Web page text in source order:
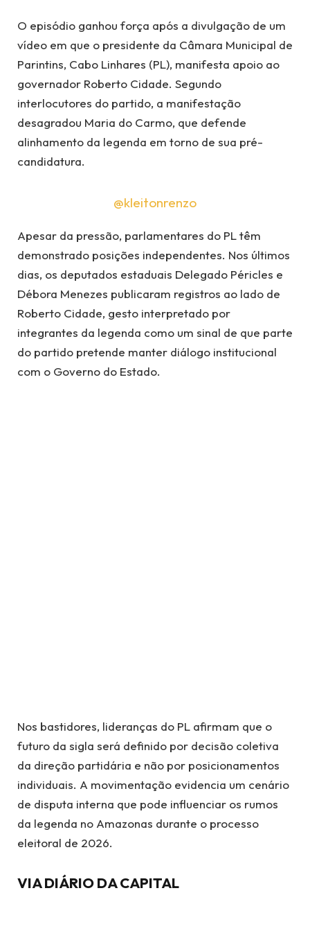
O episódio ganhou força após a divulgação de um
vídeo em que o presidente da Câmara Municipal de
Parintins, Cabo Linhares (PL), manifesta apoio ao
governador Roberto Cidade. Segundo
interlocutores do partido, a manifestação
desagradou Maria do Carmo, que defende
alinhamento da legenda em torno de sua pré-
candidatura.
@kleitonrenzo
Apesar da pressão, parlamentares do PL têm
demonstrado posições independentes. Nos últimos
dias, os deputados estaduais Delegado Péricles e
Débora Menezes publicaram registros ao lado de
Roberto Cidade, gesto interpretado por
integrantes da legenda como um sinal de que parte
do partido pretende manter diálogo institucional
com o Governo do Estado.
Nos bastidores, lideranças do PL afirmam que o
futuro da sigla será definido por decisão coletiva
da direção partidária e não por posicionamentos
individuais. A movimentação evidencia um cenário
de disputa interna que pode influenciar os rumos
da legenda no Amazonas durante o processo
eleitoral de 2026.
VIA DIÁRIO DA CAPITAL